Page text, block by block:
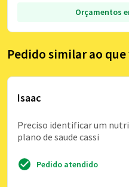
Orçamentos
Pedido similar ao que
Isaac
Preciso identificar um
plano de saude cassi
Pedido atendido